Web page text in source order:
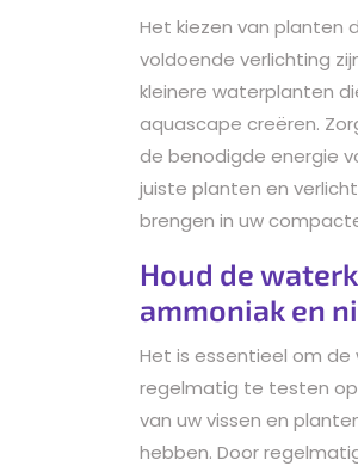
Het kiezen van planten
voldoende verlichting
kleinere waterplanten
aquascape creëren.
de benodigde energie
juiste planten en
brengen in uw
Houd de
ammoniak en
Het is essentieel om
regelmatig te testen op
van uw vissen en
hebben. Door